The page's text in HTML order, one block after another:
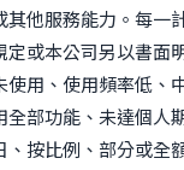
他服務能力。每一
定或本公司另以書面
使用、使用頻率低、
全部功能、未達個人
、按比例、部分或全